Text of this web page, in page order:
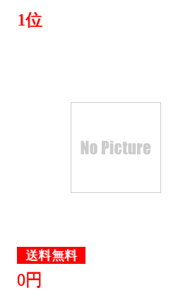
1位
送料無料
0円